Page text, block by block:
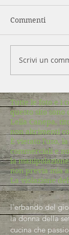
Commenti
Scrivi un
Tutte le foto e i
questo sito
Lella Canepa,
non altrimenti
È vietato l'uso,
commerciali e
la
non previa mia
La violazione
l'erbando del
la donna della
cucina che